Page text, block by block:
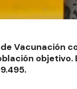
Vacunación